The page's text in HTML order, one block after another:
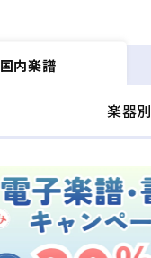
国内楽譜
楽器別